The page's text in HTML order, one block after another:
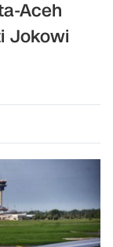
Aceh
Jokowi